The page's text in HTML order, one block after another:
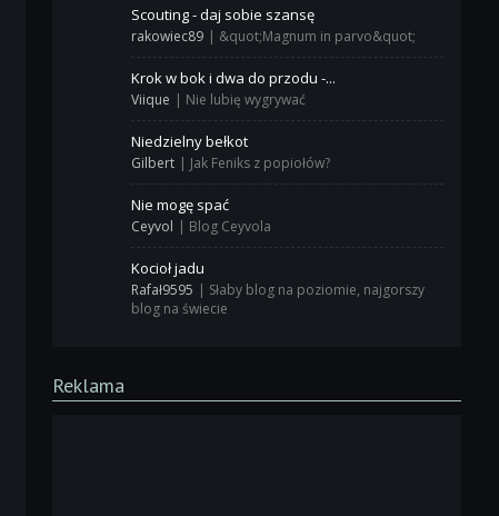
Scouting - daj sobie szansę
rakowiec89 | &quot;Magnum in parvo&quot;
Krok w bok i dwa do przodu -...
Viique | Nie lubię wygrywać
Niedzielny bełkot
Gilbert | Jak Feniks z popiołów?
Nie mogę spać
Ceyvol | Blog Ceyvola
Kocioł jadu
Rafał9595 | Słaby blog na poziomie, najgorszy
blog na świecie
Reklama